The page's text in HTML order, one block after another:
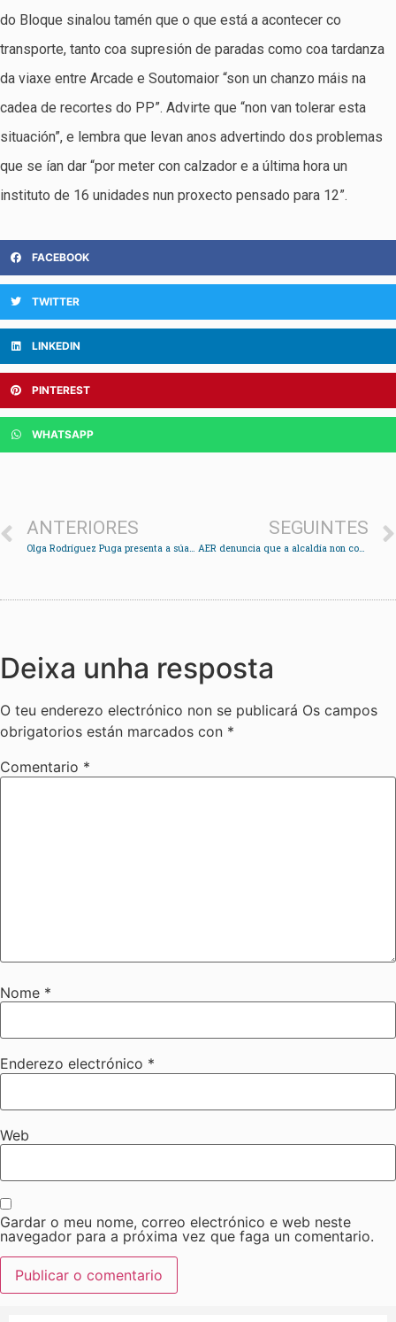
do Bloque sinalou tamén que o que está a acontecer co
transporte, tanto coa supresión de paradas como coa tardanza
da viaxe entre Arcade e Soutomaior “son un chanzo máis na
cadea de recortes do PP”. Advirte que “non van tolerar esta
situación”, e lembra que levan anos advertindo dos problemas
que se ían dar “por meter con calzador e a última hora un
instituto de 16 unidades nun proxecto pensado para 12”.
FACEBOOK
TWITTER
LINKEDIN
PINTEREST
WHATSAPP
ANTERIORES
Olga Rodríguez Puga presenta a súa candidatura ás primarias do PSOE para optar á alcaldía
SEGUINTES
AER denuncia que a alcaldía non convocase á Subdelegada do Goberno á comisión da AP-9
Deixa unha resposta
O teu enderezo electrónico non se publicará Os campos
obrigatorios están marcados con *
Comentario *
Nome *
Enderezo electrónico *
Web
Gardar o meu nome, correo electrónico e web neste
navegador para a próxima vez que faga un comentario.